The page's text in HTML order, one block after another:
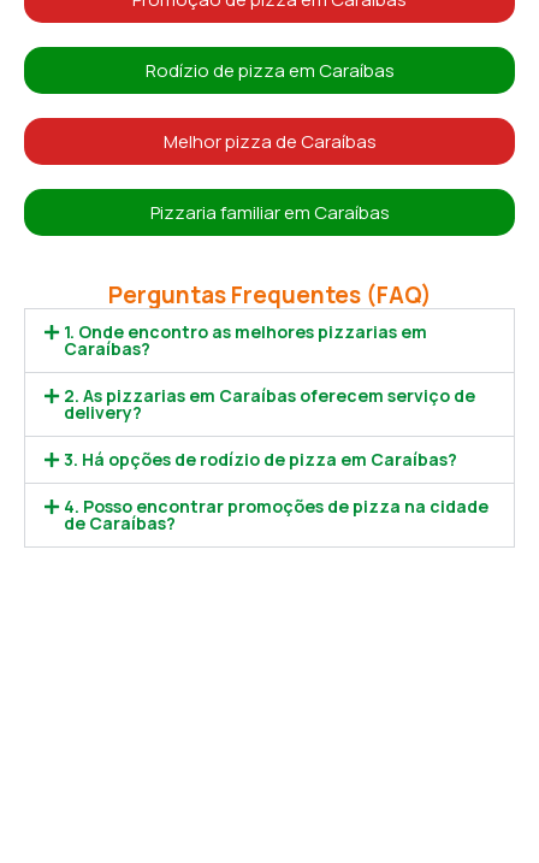
Rodízio de pizza em Caraíbas
Melhor pizza de Caraíbas
Pizzaria familiar em Caraíbas
Perguntas Frequentes (FAQ)
1. Onde encontro as melhores pizzarias em
Caraíbas?
2. As pizzarias em Caraíbas oferecem serviço de
delivery?
3. Há opções de rodízio de pizza em Caraíbas?
4. Posso encontrar promoções de pizza na cidade
de Caraíbas?